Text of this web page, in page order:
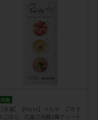
犬用
［冷凍］【Per te】ペルテ ごちそ
うごはん 広島三元豚3種アソート